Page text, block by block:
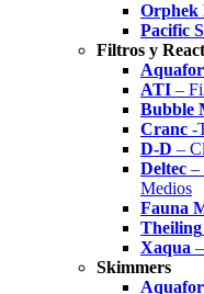
Orphek
Pacific
Filtros y
ATI –
Bubble
Cranc -
D-D –
Deltec –
Medios
Fauna
Theiling
Xaqua
Skimmers